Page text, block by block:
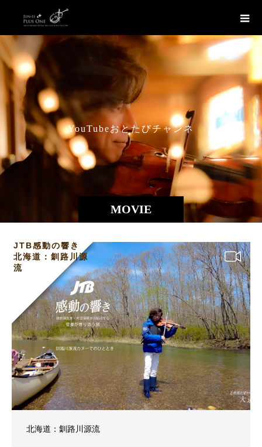
MOVIE
YouTubeおとたびチャンネルで公 開 の
JTB感動の響き
北海道：釧路川源
流
北海道：釧路川源流